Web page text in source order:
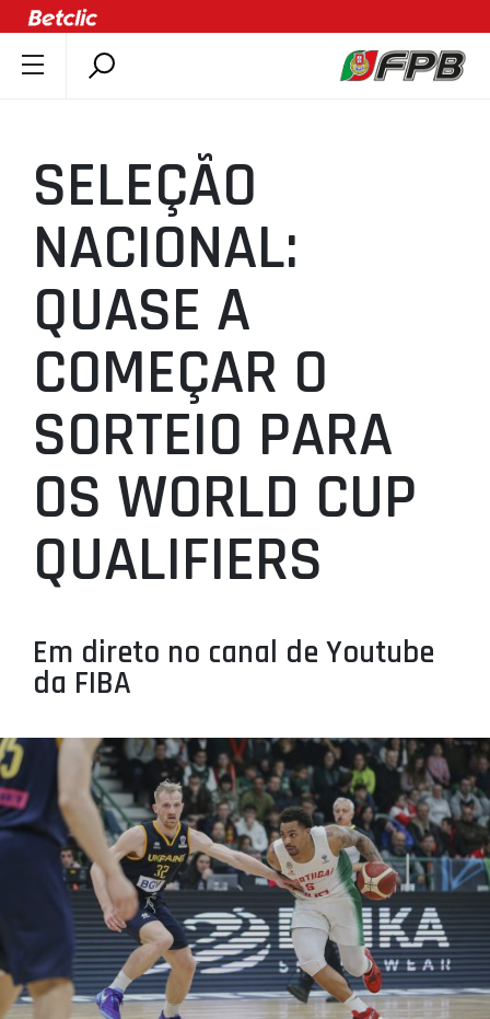
ÚLTIMAS
COMPETIÇÕES
ASSOCIAÇÕES
CLUBES
AGENTES
AGENDA
SELEÇÕES
MINIBASQUETE
ÁREA TÉCNICA
PROJETOS
LIGA BETCLIC MASCULINA
SELEÇÃO
NACIONAL:
QUASE A
COMEÇAR O
SORTEIO PARA
OS WORLD CUP
QUALIFIERS
Em direto no canal de Youtube
da FIBA